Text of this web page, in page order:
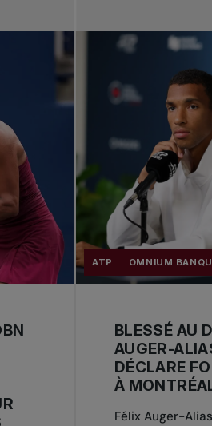
ATP OMNIUM
BLESSÉ AU
AUGER-
DÉCLARE
À
Félix Auger-